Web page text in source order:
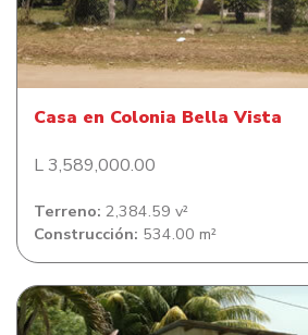
Casa en Colonia
Casa en Colonia Bella Vista
L 3,589,000.00
Terreno: 2,384.59 v²
Construcción: 534.00 m²